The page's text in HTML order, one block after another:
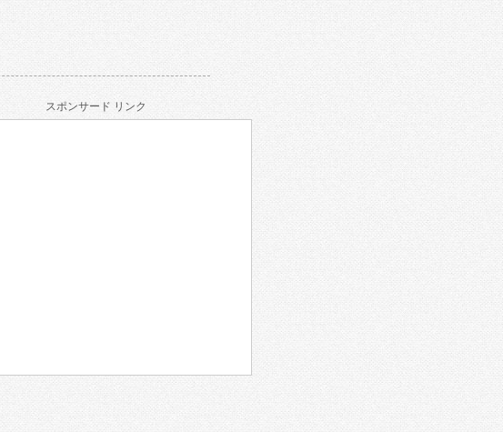
スポンサード リンク